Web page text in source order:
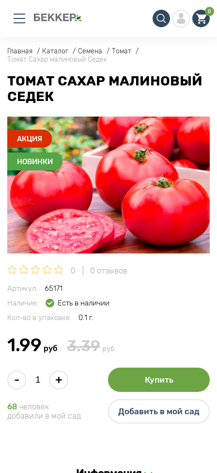
0
Главная Каталог Семена
Томат
Томат Сахар малиновый Седек
ТОМАТ САХАР МАЛИНОВЫЙ
СЕДЕК
АКЦИЯ
НОВИНКИ
0 0 отзывов
Артикул:
65171
Наличие:
Есть в наличии
Кол-во в упаковке:
0.1 г.
1.99 руб 3.39 руб
- + Купить
68 человек
добавили в мой сад
Добавить в мой сад